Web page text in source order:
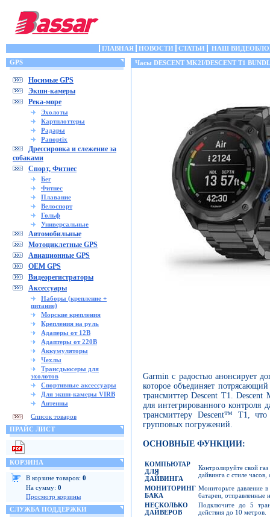
ГЛАВНАЯ НОВОСТИ СТАТЬИ
НАШ
GPS
Носимые GPS
Экшн-камеры
Река-море
Эхолоты
Картплоттеры
Радары
Panoptix
Дрессировка и слежение за
собаками
Спорт, Фитнес
Бег
Фитнес
Плавание
Велоспорт
Гольф
Универсальные
Автомобильные
Мотоциклетные GPS
Авиационные GPS
OEM GPS
Видеорегистраторы
Аксессуары
Наборы (крепление +
питание)
Морские крепления
Крепления на руль
Адаперы от 12В
Адаптеры от 220В
Аккумуляторы
Чехлы
Трансдьюсеры для
эхолотов
Спортивные аксессуары
Для экшн-камеры VIRB
Антенны
Список товаров
ПРАЙС ЛИСТ
КОРЗИНА
В корзине товаров: 0
На сумму: 0
Просмотр корзины
СЛУЖБА ПОДДЕРЖКИ
Часы DESCENT MK2I/DESCENT T1
Garmin с радостью анонсирует
которое объединяет
трансмиттер Descent T1.
для интегрированного контроля
трансмиттеру Descent™ T1,
групповых погружений.
ОСНОВНЫЕ ФУНКЦИИ:
КОМПЬЮТАР
ДЛЯ
ДАЙВИНГА
Контролируйте свой
дайвинга с стиле
МОНИТОРИНГ
БАКА
Мониторьте давление в
батареи, отправленные
НЕСКОЛЬКО
ДАЙВЕРОВ
Подключите до 5
действия до 10 метров.